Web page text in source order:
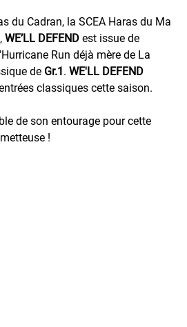
du Cadran, la SCEA Haras du Ma
WE’LL DEFEND est issue de
Run déjà mère de La
de Gr.1. WE'LL DEFEND
classiques cette saison.
de son entourage pour cette
!